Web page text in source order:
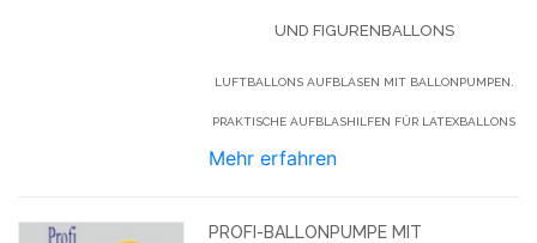
UND FIGURENBALLONS
LUFTBALLONS AUFBLASEN MIT BALLONPUMPEN.
PRAKTISCHE AUFBLASHILFEN FÜR LATEXBALLONS
Mehr erfahren
PROFI-BALLONPUMPE MIT